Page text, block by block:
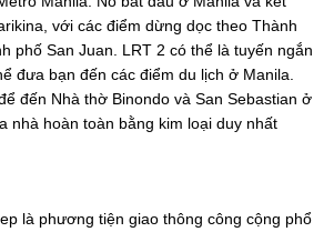
với các điểm dừng dọc theo Thành
phố San Juan. LRT 2 có thể là tuyến ngắn
đưa bạn đến các điểm du lịch ở Manila.
đến Nhà thờ Binondo và San Sebastian ở
nhà hoàn toàn bằng kim loại duy nhất
là phương tiện giao thông công cộng phổ